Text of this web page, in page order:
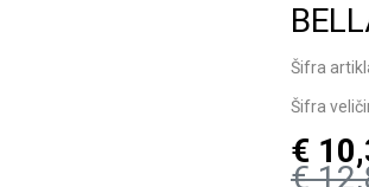
Šifra
Šifra
€
€